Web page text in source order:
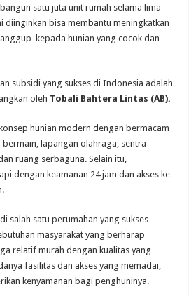
satu juta unit rumah selama lima
diinginkan bisa membantu meningkatkan
kepada hunian yang cocok dan
subsidi yang sukses di Indonesia adalah
oleh Tobali Bahtera Lintas (AB).
hunian modern dengan bermacam
lapangan olahraga, sentra
ruang serbaguna. Selain itu,
dengan keamanan 24 jam dan akses ke
salah satu perumahan yang sukses
masyarakat yang berharap
relatif murah dengan kualitas yang
fasilitas dan akses yang memadai,
kenyamanan bagi penghuninya.